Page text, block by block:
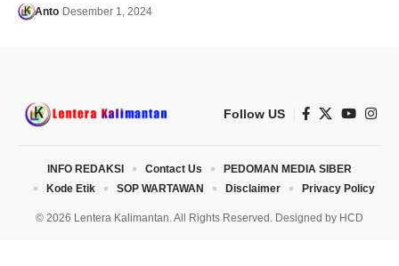
Anto Desember 1, 2024
Follow US
© 2026 Lentera Kalimantan. All Rights Reserved. Designed by HCD
INFO REDAKSI Contact Us
PEDOMAN MEDIA SIBER
Kode Etik
SOP WARTAWAN Disclaimer Privacy Policy